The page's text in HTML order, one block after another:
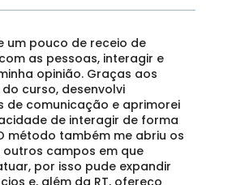
um pouco de receio de
as pessoas, interagir e
opinião. Graças aos
curso, desenvolvi
de comunicação e aprimorei
de interagir de forma
método também me abriu os
campos em que
por isso pude expandir